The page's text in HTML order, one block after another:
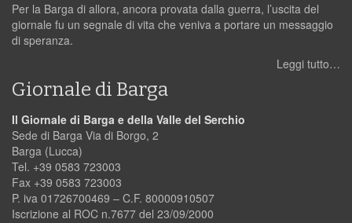
Per la Barga di allora, ancora provata dalla guerra, l’uscita del
giornale fu un segnale di vita che veniva a portare un messaggio
di speranza.
Leggi tutto…
Giornale di Barga
Il Giornale di Barga e della Valle del Serchio
Sede di Barga Via di Borgo, 2
Barga (Lucca)
Tel. +39 0583 723003
Fax +39 0583 723003
P. iva 01726700469 – C.F. 80000910507
Iscrizione al ROC n.7677 del 23/09/2000